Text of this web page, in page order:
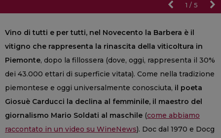
1 / 5
Vino di tutti e per tutti, nel Novecento la Barbera è il
vitigno che rappresenta la rinascita della viticoltura in
Piemonte, dopo la fillossera (dove, oggi, rappresenta il 30%
dei 43.000 ettari di superficie vitata). Come nella tradizione
piemontese e oggi universalmente conosciuta, il poeta
Giosuè Carducci la declina al femminile, il maestro del
giornalismo Mario Soldati al maschile (come abbiamo
raccontato in un video su WineNews). Doc dal 1970 e Docg